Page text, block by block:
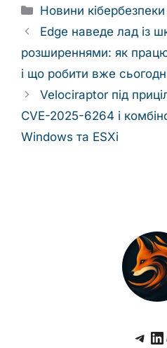
Categories
Новини кібербезпеки
Edge наведе лад із
розширеннями: як
і що робити вже
Velociraptor під
CVE-2025-6264 і
Windows та ESXi